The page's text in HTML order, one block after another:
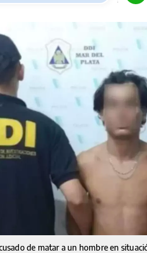
de matar a un hombre en